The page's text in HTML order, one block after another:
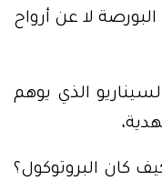
لا عن أرواح
الذي يوهم
كان البروتوكول؟